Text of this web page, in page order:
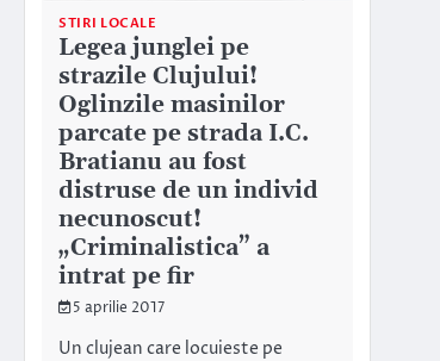
STIRI LOCALE
Legea junglei pe
strazile Clujului!
Oglinzile masinilor
parcate pe strada I.C.
Bratianu au fost
distruse de un individ
necunoscut!
„Criminalistica” a
intrat pe fir
5 aprilie 2017
Un clujean care locuieste pe